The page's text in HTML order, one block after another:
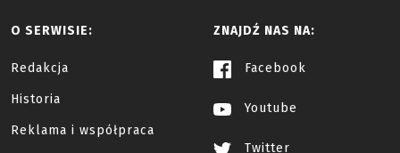
O SERWISIE:
Redakcja
Historia
Reklama i współpraca
ZNAJDŹ NAS NA:
Facebook
Youtube
Twitter